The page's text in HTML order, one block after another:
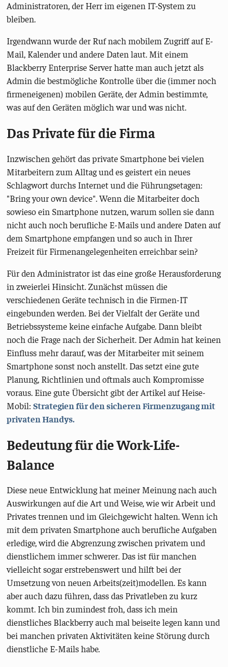
Administratoren, der Herr im eigenen IT-System zu
bleiben.
Irgendwann wurde der Ruf nach mobilem Zugriff auf E-
Mail, Kalender und andere Daten laut. Mit einem
Blackberry Enterprise Server hatte man auch jetzt als
Admin die bestmögliche Kontrolle über die (immer noch
firmeneigenen) mobilen Geräte, der Admin bestimmte,
was auf den Geräten möglich war und was nicht.
Das Private für die Firma
Inzwischen gehört das private Smartphone bei vielen
Mitarbeitern zum Alltag und es geistert ein neues
Schlagwort durchs Internet und die Führungsetagen:
"Bring your own device". Wenn die Mitarbeiter doch
sowieso ein Smartphone nutzen, warum sollen sie dann
nicht auch noch berufliche E-Mails und andere Daten auf
dem Smartphone empfangen und so auch in Ihrer
Freizeit für Firmenangelegenheiten erreichbar sein?
Für den Administrator ist das eine große Herausforderung
in zweierlei Hinsicht. Zunächst müssen die
verschiedenen Geräte technisch in die Firmen-IT
eingebunden werden. Bei der Vielfalt der Geräte und
Betriebssysteme keine einfache Aufgabe. Dann bleibt
noch die Frage nach der Sicherheit. Der Admin hat keinen
Einfluss mehr darauf, was der Mitarbeiter mit seinem
Smartphone sonst noch anstellt. Das setzt eine gute
Planung, Richtlinien und oftmals auch Kompromisse
voraus. Eine gute Übersicht gibt der Artikel auf Heise-
Mobil:Strategien für den sicheren Firmenzugang mit
privaten Handys.
Bedeutung für die Work-Life-
Balance
Diese neue Entwicklung hat meiner Meinung nach auch
Auswirkungen auf die Art und Weise, wie wir Arbeit und
Privates trennen und im Gleichgewicht halten. Wenn ich
mit dem privaten Smartphone auch berufliche Aufgaben
erledige, wird die Abgrenzung zwischen privatem und
dienstlichem immer schwerer. Das ist für manchen
vielleicht sogar erstrebenswert und hilft bei der
Umsetzung von neuen Arbeits(zeit)modellen. Es kann
aber auch dazu führen, dass das Privatleben zu kurz
kommt. Ich bin zumindest froh, dass ich mein
dienstliches Blackberry auch mal beiseite legen kann und
bei manchen privaten Aktivitäten keine Störung durch
dienstliche E-Mails habe.